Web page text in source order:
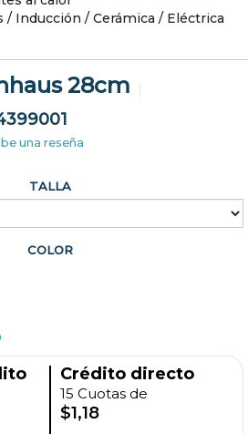
/ Inducción / Cerámica / Eléctrica
28cm
una reseña
TALLA
COLOR
Crédito directo
15 Cuotas de
$1,18